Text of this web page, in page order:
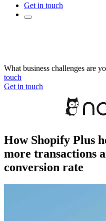
Get in touch
What business challenges are
touch
Get in touch
How Shopify Plus
more transactions
conversion rate